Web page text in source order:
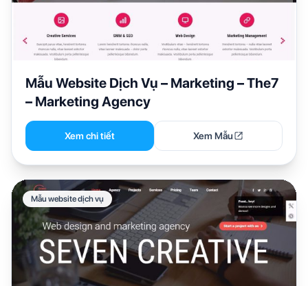
Mẫu Website Dịch Vụ – Marketing – The7
– Marketing Agency
Xem chi tiết Xem Mẫu
Mẫu website dịch vụ